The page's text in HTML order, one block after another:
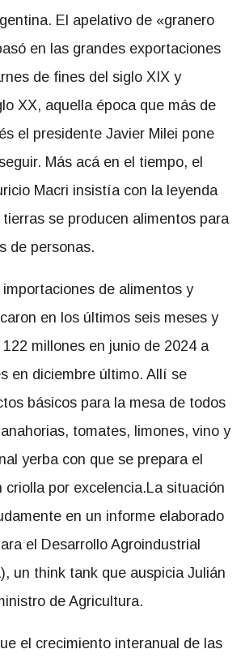
El apelativo de «granero
en las grandes exportaciones
de fines del siglo XIX y
XX, aquella época que más de
el presidente Javier Milei pone
Más acá en el tiempo, el
Macri insistía con la leyenda
se producen alimentos para
de personas.
de alimentos y
en los últimos seis meses y
millones en junio de 2024 a
en diciembre último. Allí se
básicos para la mesa de todos
tomates, limones, vino y
yerba con que se prepara el
criolla por excelencia.La situación
en un informe elaborado
el Desarrollo Agroindustrial
un think tank que auspicia Julián
de Agricultura.
el crecimiento interanual de las